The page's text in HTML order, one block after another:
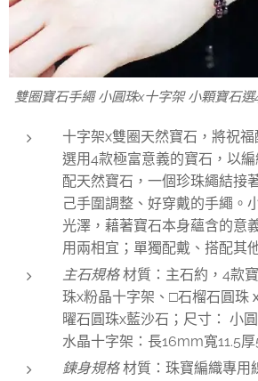
雙圈寶石手繩 小圓珠x十字架 小顆寶石
十字架x雙圈天然寶石，將祝
選用4款極富意義的寶石，以
配天然寶石，一個珍珠繩結接
己手圍調整、好穿戴的手繩。
光澤，藉著寶石本身蘊含的意
用兩相宜；單獨配戴、搭配其
主石規格材質：主石約，4款
珠x粉晶十字架、□石榴石圓珠
曜石圓珠x藍沙石；尺寸： 小
水晶十字架：長16mm寬11.5
鍊身規格材質：珠寶編織專用